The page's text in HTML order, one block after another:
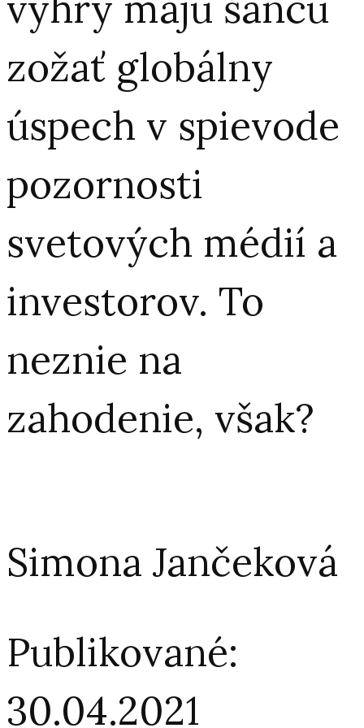
zožať globálny
úspech v spievode
pozornosti
svetových médií a
investorov. To
neznie na
zahodenie, však?
Simona Jančeková
Publikované:
30.04.2021